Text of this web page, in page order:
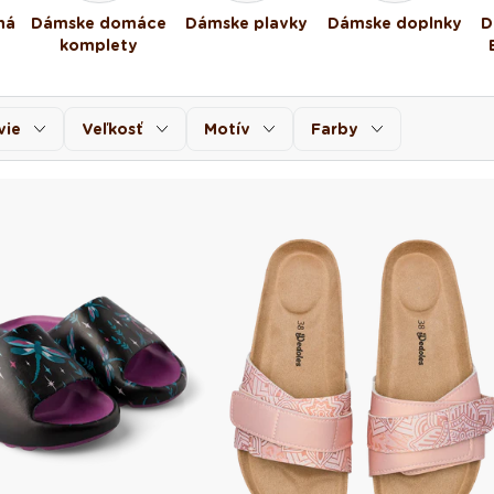
Dámske domáce
komplety
Dámske plavky Dámske doplnky
Veľkosť Motív Farby